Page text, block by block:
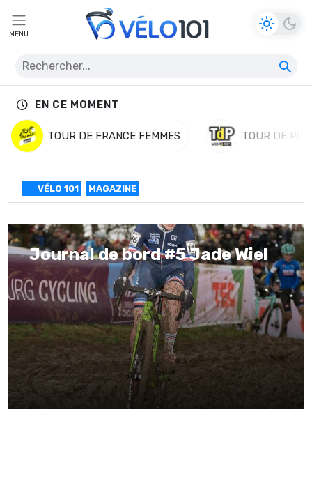
MENU
EN CE MOMENT
TOUR DE FRANCE FEMMES TOUR DE
VÉLO 101 MAGAZINE
Journal de bord #5 Jade Wiel